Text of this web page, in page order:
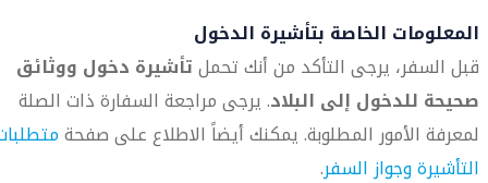
المعلومات الخاصة بتأشيرة الدخول
قبل السفر، يرجى التأكد من أنك تحملتأشيرة دخول ووثائق
صحيحة للدخول إلى البلاد. يرجى مراجعة السفارة ذات الصلة
لمعرفة الأمور المطلوبة. يمكنك أيضاً الاطلاع على صفحة
التأشيرة وجواز السفر.